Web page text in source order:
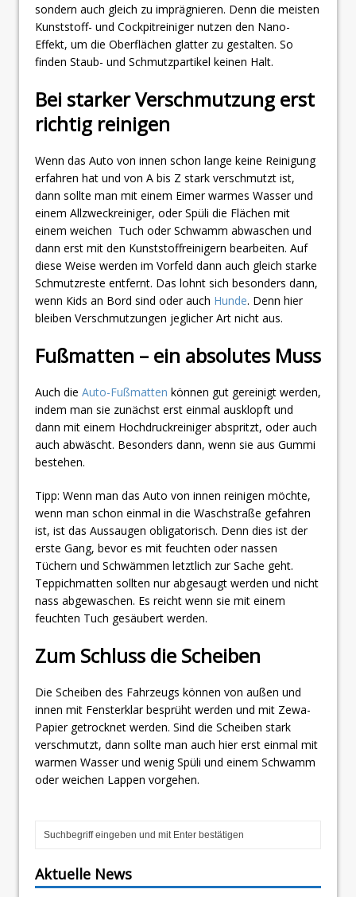
sondern auch gleich zu imprägnieren. Denn die meisten
Kunststoff- und Cockpitreiniger nutzen den Nano-
Effekt, um die Oberflächen glatter zu gestalten. So
finden Staub- und Schmutzpartikel keinen Halt.
Bei starker Verschmutzung erst
richtig reinigen
Wenn das Auto von innen schon lange keine Reinigung
erfahren hat und von A bis Z stark verschmutzt ist,
dann sollte man mit einem Eimer warmes Wasser und
einem Allzweckreiniger, oder Spüli die Flächen mit
einem weichen Tuch oder Schwamm abwaschen und
dann erst mit den Kunststoffreinigern bearbeiten. Auf
diese Weise werden im Vorfeld dann auch gleich starke
Schmutzreste entfernt. Das lohnt sich besonders dann,
wenn Kids an Bord sind oder auch Hunde. Denn hier
bleiben Verschmutzungen jeglicher Art nicht aus.
Fußmatten – ein absolutes Muss
Auch die Auto-Fußmatten können gut gereinigt werden,
indem man sie zunächst erst einmal ausklopft und
dann mit einem Hochdruckreiniger abspritzt, oder auch
auch abwäscht. Besonders dann, wenn sie aus Gummi
bestehen.
Tipp: Wenn man das Auto von innen reinigen möchte,
wenn man schon einmal in die Waschstraße gefahren
ist, ist das Aussaugen obligatorisch. Denn dies ist der
erste Gang, bevor es mit feuchten oder nassen
Tüchern und Schwämmen letztlich zur Sache geht.
Teppichmatten sollten nur abgesaugt werden und nicht
nass abgewaschen. Es reicht wenn sie mit einem
feuchten Tuch gesäubert werden.
Zum Schluss die Scheiben
Die Scheiben des Fahrzeugs können von außen und
innen mit Fensterklar besprüht werden und mit Zewa-
Papier getrocknet werden. Sind die Scheiben stark
verschmutzt, dann sollte man auch hier erst einmal mit
warmen Wasser und wenig Spüli und einem Schwamm
oder weichen Lappen vorgehen.
Aktuelle News